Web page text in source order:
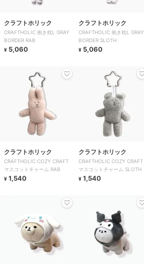
クラフトホリック
CRAFTHOLIC 抱き枕L GRAY
BORDER RAB
¥ 5,060
クラフトホリック
CRAFTHOLIC 抱き枕L GRAY
BORDER SLOTH
¥ 5,060
クラフトホリック
CRAFTHOLIC COZY CRAFT
マスコットチャーム RAB
¥ 1,540
クラフトホリック
CRAFTHOLIC COZY CRAFT
マスコットチャーム SLOTH
¥ 1,540